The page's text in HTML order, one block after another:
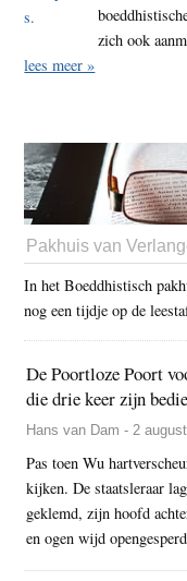
zich ook
lees meer »
Pakhuis van
In het Boeddhistisch
nog een tijdje op de
De Poortloze Poort
die drie keer zijn
Hans van Dam - 2
Pas toen Wu
kijken. De staatsleraar
geklemd, zijn hoofd
en ogen wijd